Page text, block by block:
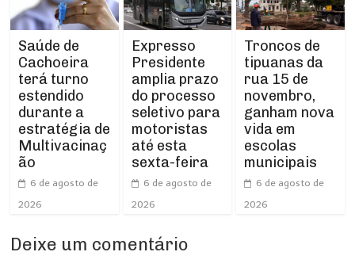
Saúde de
Cachoeira
terá turno
estendido
durante a
estratégia de
Multivacinaç
ão
6 de agosto de
2026
Expresso
Presidente
amplia prazo
do processo
seletivo para
motoristas
até esta
sexta-feira
6 de agosto de
2026
Troncos de
tipuanas da
rua 15 de
novembro,
ganham nova
vida em
escolas
municipais
6 de agosto de
2026
Deixe um comentário